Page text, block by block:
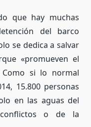
que hay muchas
del barco
se dedica a salvar
«promueven el
Como si lo normal
15.800 personas
en las aguas del
o de la